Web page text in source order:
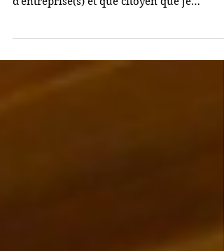
m'exprime ici. En...